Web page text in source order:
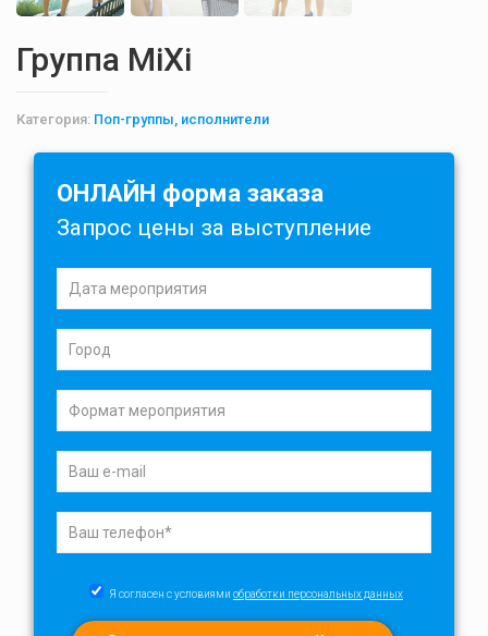
Группа MiXi
Категория: Поп-группы, исполнители
ОНЛАЙН форма заказа
Запрос цены за выступление
Я согласен с условиями обработки персональных данных